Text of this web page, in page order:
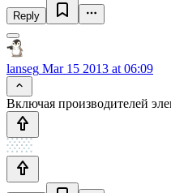
Reply
lanseg Mar 15 2013 at 06:09
Включая производителей